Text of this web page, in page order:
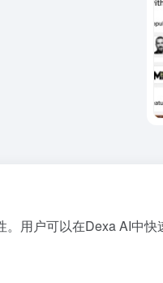
用户可以在Dexa AI中快